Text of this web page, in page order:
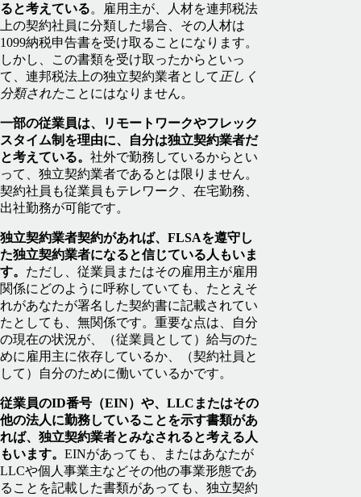
ると考えている。雇用主が、人材を連邦税法
上の契約社員に分類した場合、その人材は
1099納税申告書を受け取ることになります。
しかし、この書類を受け取ったからといっ
て、連邦税法上の独立契約業者として 正しく
分類されたことにはなりません。
一部の従業員は、リモートワークやフレック
スタイム制を理由に、自分は独立契約業者だ
と考えている。 社外で勤務しているからとい
って、独立契約業者であるとは限りません。
契約社員も従業員もテレワーク、在宅勤務、
出社勤務が可能です。
独立契約業者契約があれば、FLSAを遵守し
た独立契約業者になると信じている人もいま
す。 ただし、従業員またはその雇用主が雇用
関係にどのように呼称していても、たとえそ
れがあなたが署名した契約書に記載されてい
たとしても、無関係です。重要な点は、自分
の現在の状況が、（従業員として）給与のた
めに雇用主に依存しているか、（契約社員と
して）自分のために働いているかです。
従業員のID番号（EIN）や、LLCまたはその
他の法人に勤務していることを示す書類があ
れば、独立契約業者とみなされると考える人
もいます。 EINがあっても、またはあなたが
LLCや個人事業主などその他の事業形態であ
ることを記載した書類があっても、独立契約